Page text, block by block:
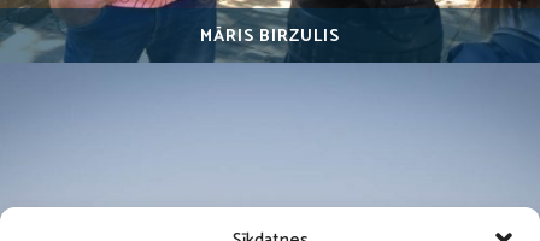
MĀRIS BIRZULIS